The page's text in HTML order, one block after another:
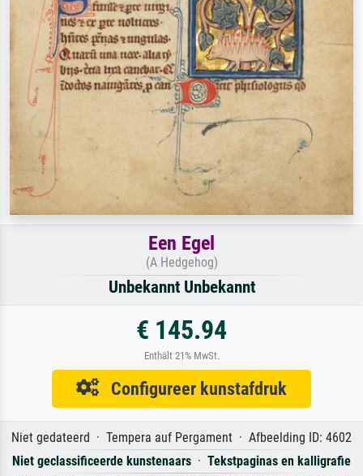
Een Egel
(A Hedgehog)
Unbekannt Unbekannt
€ 145.94
Enthält 21% MwSt.
Configureer kunstafdruk
Niet gedateerd · Tempera auf Pergament · Afbeelding ID: 4602
Niet geclassificeerde kunstenaars · Tekstpaginas en kalligrafie